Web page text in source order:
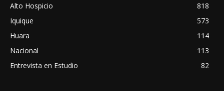
Alto Hospicio
818
Iquique
573
Huara
114
Nacional
113
Entrevista en Estudio
82